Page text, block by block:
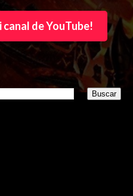
canal de YouTube!